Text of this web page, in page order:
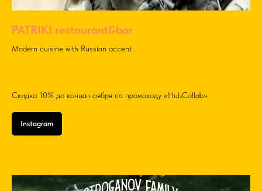
PATRIKI restaurant&bar
Modern cuisine with Russian accent
Скидка 10% до конца ноября по промокоду «HubCollab»
Instagram